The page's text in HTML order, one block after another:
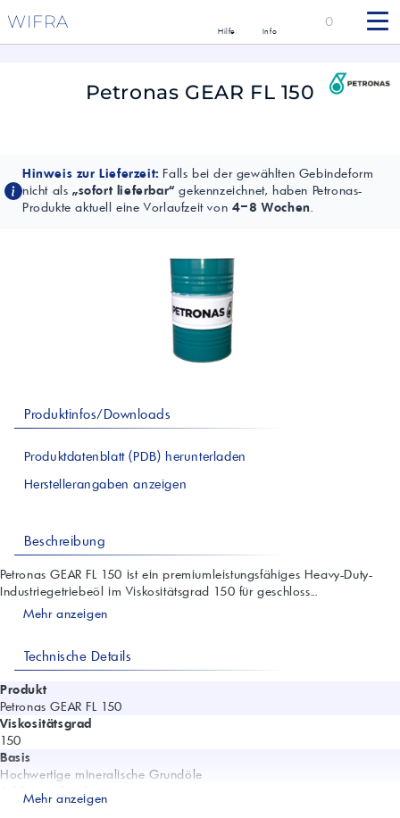
WIFRA Hilfe Info
0
Petronas GEAR FL 150
Hinweis zur Lieferzeit: Falls bei der gewählten Gebindeform
nicht als „sofort lieferbar“ gekennzeichnet, haben Petronas-
Produkte aktuell eine Vorlaufzeit von 4–8 Wochen.
Produktinfos/Downloads
Produktdatenblatt (PDB) herunterladen
Herstellerangaben anzeigen
Beschreibung
Petronas GEAR FL 150 ist ein premiumleistungsfähiges Heavy-Duty-
Industriegetriebeöl im Viskositätsgrad 150 für geschloss...
Mehr anzeigen
Technische Details
Produkt
Petronas GEAR FL 150
Viskositätsgrad
150
Basis
Hochwertige mineralische Grundöle
Additivtechnologie
EP, Anti-Verschleiß, Anti-Oxidation, Rostschutz, Antischaum
Mehr anzeigen